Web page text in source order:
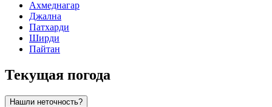
Ахмеднагар
Джална
Патхарди
Ширди
Пайтан
Текущая погода
Нашли неточность?